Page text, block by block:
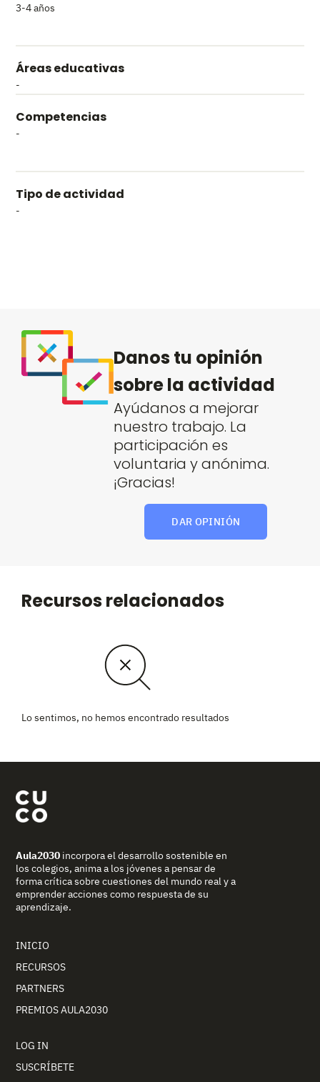
3-4 años
Áreas educativas
-
Competencias
-
Tipo de actividad
-
Danos tu opinión
sobre la actividad
Ayúdanos a mejorar
nuestro trabajo. La
participación es
voluntaria y anónima.
¡Gracias!
DAR OPINIÓN
Recursos relacionados
Lo sentimos, no hemos encontrado resultados
Aula2030 incorpora el desarrollo sostenible en
los colegios, anima a los jóvenes a pensar de
forma crítica sobre cuestiones del mundo real y a
emprender acciones como respuesta de su
aprendizaje.
INICIO
RECURSOS
PARTNERS
PREMIOS AULA2030
LOG IN
SUSCRÍBETE